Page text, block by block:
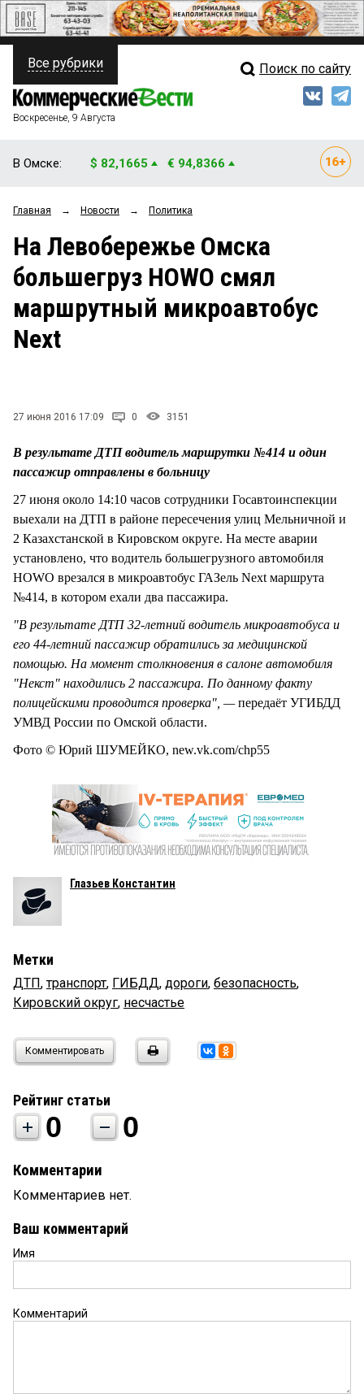
ПОЛИТИКА
ФИНАНСЫ
ОБЩЕСТВО
ЗАКОН
НОВОСТИ КОМПАНИЙ
Свежий выпуск
Рейтинги
Блоги
Архив
Все рубрики Поиск по сайту
Воскресенье, 9 Августа
В Омске: $ 82,1665 € 94,8366
Главная → Новости → Политика
На Левобережье Омска
большегруз HOWO смял
маршрутный микроавтобус
Next
27 июня 2016 17:09 0 3151
В результате ДТП водитель маршрутки №414 и один
пассажир отправлены в больницу
27 июня около 14:10 часов сотрудники Госавтоинспекции
выехали на ДТП в районе пересечения улиц Мельничной и
2 Казахстанской в Кировском округе. На месте аварии
установлено, что водитель большегрузного автомобиля
HOWO врезался в микроавтобус ГАЗель Next маршрута
№414, в котором ехали два пассажира.
"В результате ДТП 32-летний водитель микроавтобуса и
его 44-летний пассажир обратились за медицинской
помощью. На момент столкновения в салоне автомобиля
"Некст" находились 2 пассажира. По данному факту
полицейскими проводится проверка", —передаёт УГИБДД
УМВД России по Омской области.
Фото © Юрий ШУМЕЙКО, new.vk.com/chp55
Глазьев Константин
Метки
ДТП,транспорт, ГИБДД, дороги, безопасность,
Кировский округ, несчастье
Комментировать
Рейтинг статьи
0 0
Комментарии
Комментариев нет.
Ваш комментарий
Имя
Комментарий